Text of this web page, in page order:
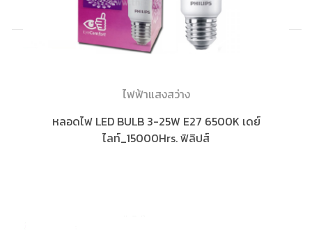
ไฟฟ้าแสงสว่าง
หลอดไฟ LED BULB 3-25W E27 6500K เดย์
ไลท์_15000Hrs. ฟิลิปส์